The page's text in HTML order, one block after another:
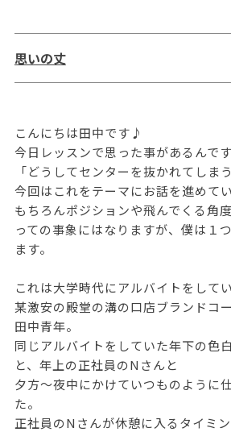
思いの丈
こんにちは田中です♪
今日レッスンで思った事があるんです
「どうしてセンターを抜かれてしま
今回はこれをテーマにお話を進めて
もちろんポジションや飛んでくる角
っての事象にはなりますが、僕は１
ます。
これは大学時代にアルバイトをして
某激安の殿堂の溝の口店ブランドコ
田中青年。
同じアルバイトをしていた年下の色
と、年上の正社員のNさんと
夕方〜夜中にかけていつものように
た。
正社員のNさんが休憩に入るタイミ